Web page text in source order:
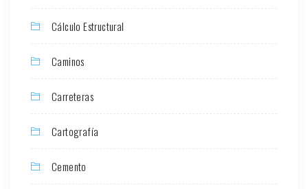
Cálculo Estructural
Caminos
Carreteras
Cartografía
Cemento